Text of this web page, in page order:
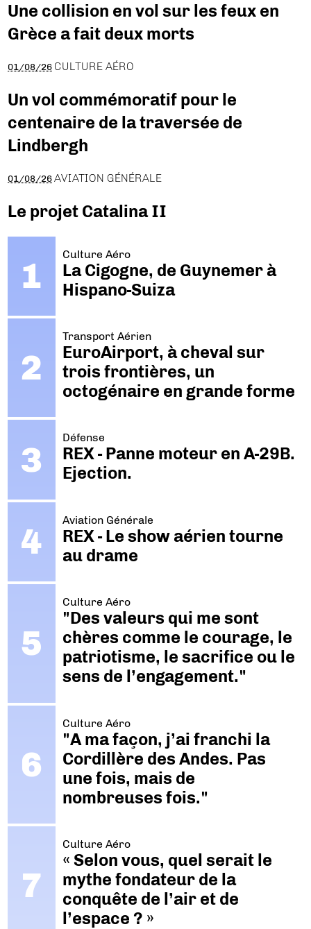
Une collision en vol sur les feux en
Grèce a fait deux morts
01/08/26 CULTURE AÉRO
Un vol commémoratif pour le
centenaire de la traversée de
Lindbergh
01/08/26 AVIATION GÉNÉRALE
Le projet Catalina II
Culture Aéro
La Cigogne, de Guynemer à
Hispano-Suiza
Transport Aérien
EuroAirport, à cheval sur
trois frontières, un
octogénaire en grande forme
Défense
REX - Panne moteur en A-29B.
Ejection.
Aviation Générale
REX - Le show aérien tourne
au drame
Culture Aéro
"Des valeurs qui me sont
chères comme le courage, le
patriotisme, le sacrifice ou le
sens de l’engagement."
Culture Aéro
"A ma façon, j’ai franchi la
Cordillère des Andes. Pas
une fois, mais de
nombreuses fois."
Culture Aéro
« Selon vous, quel serait le
mythe fondateur de la
conquête de l’air et de
l’espace ? »